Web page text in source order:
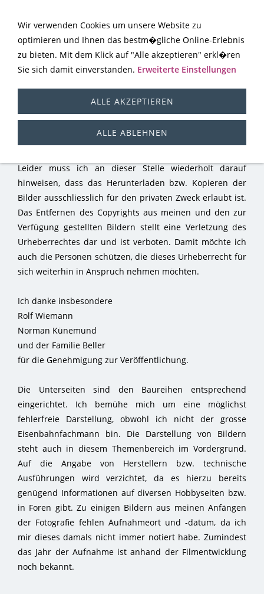
Eisenbahn
Leider muss ich an dieser Stelle wiederholt darauf
hinweisen, dass das Herunterladen bzw. Kopieren der
Bilder ausschliesslich für den privaten Zweck erlaubt ist.
Das Entfernen des Copyrights aus meinen und den zur
Verfügung gestellten Bildern stellt eine Verletzung des
Urheberrechtes dar und ist verboten. Damit möchte ich
auch die Personen schützen, die dieses Urheberrecht für
sich weiterhin in Anspruch nehmen möchten.
Ich danke insbesondere
Rolf Wiemann
Norman Künemund
und der Familie Beller
für die Genehmigung zur Veröffentlichung.
Die Unterseiten sind den Baureihen entsprechend
eingerichtet. Ich bemühe mich um eine möglichst
fehlerfreie Darstellung, obwohl ich nicht der grosse
Eisenbahnfachmann bin. Die Darstellung von Bildern
steht auch in diesem Themenbereich im Vordergrund.
Auf die Angabe von Herstellern bzw. technische
Ausführungen wird verzichtet, da es hierzu bereits
genügend Informationen auf diversen Hobbyseiten bzw.
in Foren gibt. Zu einigen Bildern aus meinen Anfängen
der Fotografie fehlen Aufnahmeort und -datum, da ich
mir dieses damals nicht immer notiert habe. Zumindest
das Jahr der Aufnahme ist anhand der Filmentwicklung
noch bekannt.
Wir verwenden Cookies um unsere Website zu
optimieren und Ihnen das bestm�gliche Online-Erlebnis
zu bieten. Mit dem Klick auf "Alle akzeptieren" erkl�ren
Sie sich damit einverstanden. Erweiterte Einstellungen
ALLE AKZEPTIEREN
ALLE ABLEHNEN